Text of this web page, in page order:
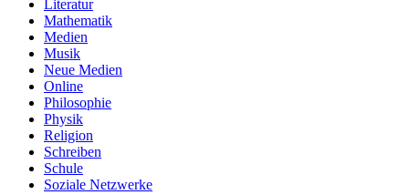
Literatur
Mathematik
Medien
Musik
Neue Medien
Online
Philosophie
Physik
Religion
Schreiben
Schule
Soziale Netzwerke